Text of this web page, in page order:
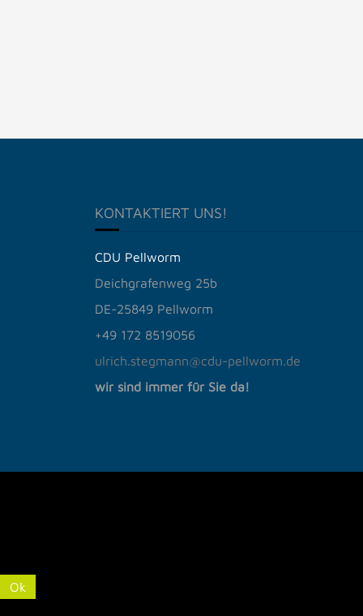
KONTAKTIERT UNS!
CDU Pellworm
Deichgrafenweg 25b
DE-25849 Pellworm
+49 172 8519056
ulrich.stegmann@cdu-pellworm.de
wir sind immer für Sie da!
Ok